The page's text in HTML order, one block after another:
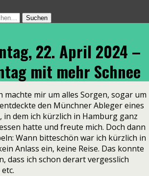
22. April 2024 –
mit mehr Schnee
machte mir um alles Sorgen, sogar um
den Münchner Ableger eines
in dem ich kürzlich in Hamburg ganz
hatte und freute mich. Doch dann
Wann bitteschön war ich kürzlich in
Anlass ein, keine Reise. Das konnte
dass ich schon derart vergesslich